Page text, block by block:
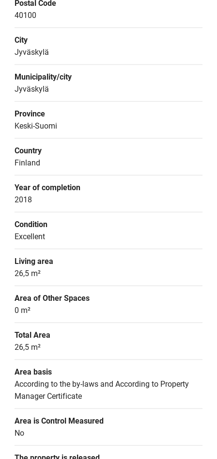
Postal Code
40100
City
Jyväskylä
Municipality/city
Jyväskylä
Province
Keski-Suomi
Country
Finland
Year of completion
2018
Condition
Excellent
Living area
26,5 m²
Area of Other Spaces
0 m²
Total Area
26,5 m²
Area basis
According to the by-laws and According to Property
Manager Certificate
Area is Control Measured
No